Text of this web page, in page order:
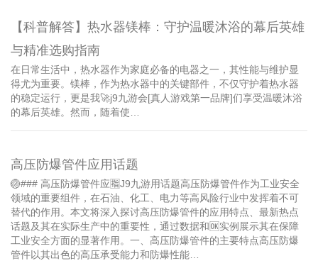
【科普解答】热水器镁棒：守护温暖沐浴的幕后英雄
与精准选购指南
在日常生活中，热水器作为家庭必备的电器之一，其性能与维护显
得尤为重要。镁棒，作为热水器中的关键部件，不仅守护着热水器
的稳定运行，更是我🚀j9九游会[真人游戏第一品牌]们享受温暖沐浴
的幕后英雄。然而，随着使…
高压防爆管件应用话题
🏐### 高压防爆管件应🈯J9九游用话题高压防爆管件作为工业安全
领域的重要组件，在石油、化工、电力等高风险行业中发挥着不可
替代的作用。本文将深入探讨高压防爆管件的应用特点、最新热点
话题及其在实际生产中的重要性，通过数据和🆗实例展示其在保障
工业安全方面的显著作用。一、高压防爆管件的主要特点高压防爆
管件以其出色的高压承受能力和防爆性能…